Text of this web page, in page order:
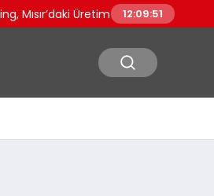
Mısır’daki Üretim Üssünü Büyütüyor
12:09:51